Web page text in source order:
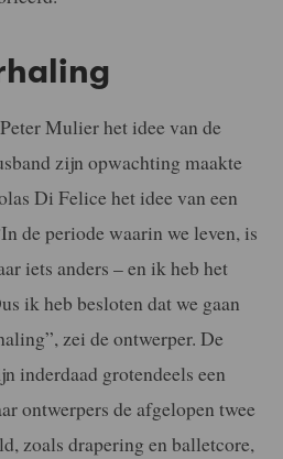
Mulier het idee van de
zijn opwachting maakte
Di Felice het idee van een
de periode waarin we leven, is
iets anders – en ik heb het
ik heb besloten dat we gaan
zei de ontwerper. De
inderdaad grotendeels een
ontwerpers de afgelopen twee
zoals drapering en balletcore,